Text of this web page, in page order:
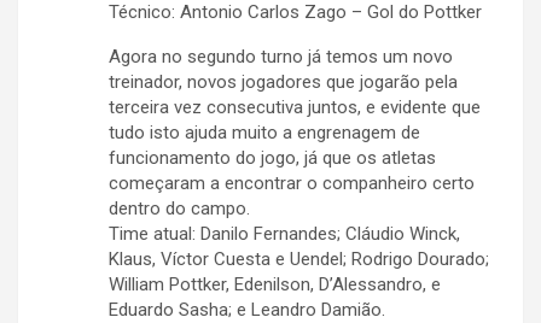
Técnico: Antonio Carlos Zago – Gol do Pottker
Agora no segundo turno já temos um novo
treinador, novos jogadores que jogarão pela
terceira vez consecutiva juntos, e evidente que
tudo isto ajuda muito a engrenagem de
funcionamento do jogo, já que os atletas
começaram a encontrar o companheiro certo
dentro do campo.
Time atual: Danilo Fernandes; Cláudio Winck,
Klaus, Víctor Cuesta e Uendel; Rodrigo Dourado;
William Pottker, Edenilson, D’Alessandro, e
Eduardo Sasha; e Leandro Damião.